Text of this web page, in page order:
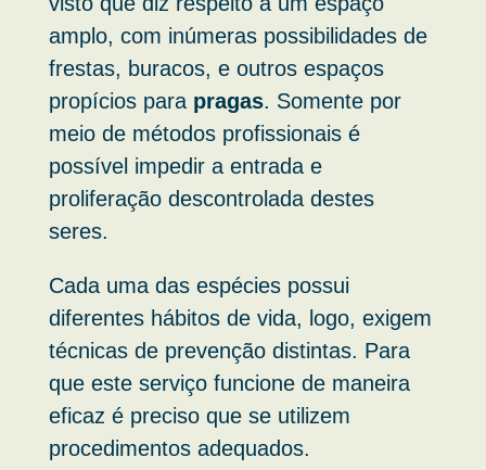
amplo, com inúmeras possibilidades de
frestas, buracos, e outros espaços
propícios para pragas. Somente por
meio de métodos profissionais é
possível impedir a entrada e
proliferação descontrolada destes
seres.
Cada uma das espécies possui
diferentes hábitos de vida, logo, exigem
técnicas de prevenção distintas. Para
que este serviço funcione de maneira
eficaz é preciso que se utilizem
procedimentos adequados.